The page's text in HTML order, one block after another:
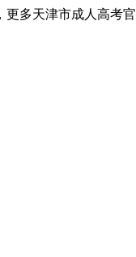
多天津市成人高考